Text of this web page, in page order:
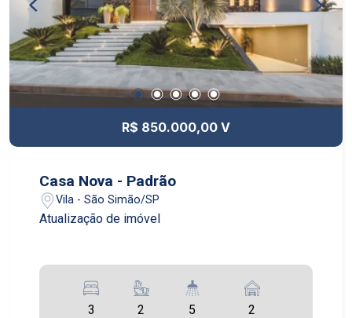
R$ 850.000,00 V
Casa Nova - Padrão
Vila - São Simão/SP
Atualização de imóvel
3 2 5 2